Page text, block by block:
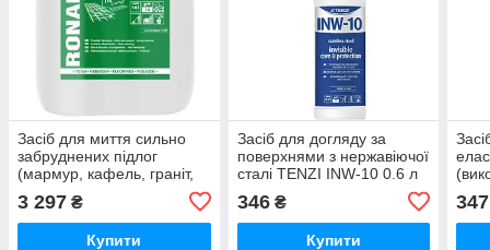
Засіб для миття сильно
забруднених підлог
(мармур, кафель, граніт,
клінкер)TENZI Ronal 10л
3 297 ₴
Купити
Засіб для догляду за
поверхнями з нержавіючої
сталі TENZI INW-10 0.6 л
346₴
Купити
347